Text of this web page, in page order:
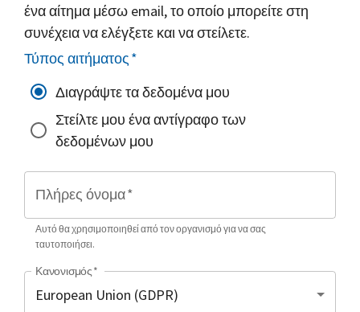
ένα αίτημα μέσω email, το οποίο μπορείτε στη
συνέχεια να ελέγξετε και να στείλετε.
Τύπος αιτήματος*
Διαγράψτε τα δεδομένα μου
Στείλτε μου ένα αντίγραφο των
δεδομένων μου
Πλήρες όνομα*
Αυτό θα χρησιμοποιηθεί από τον οργανισμό για να σας
ταυτοποιήσει.
Κανονισμός*